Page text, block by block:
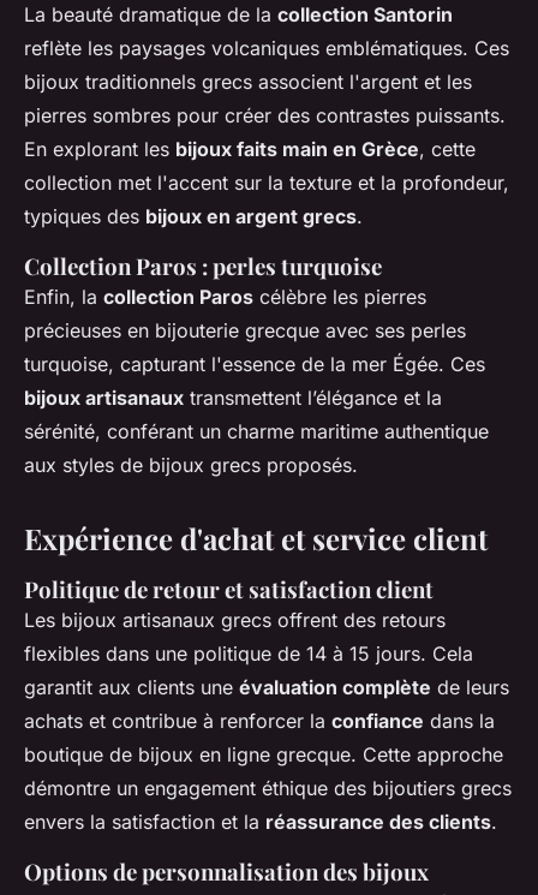
La beauté dramatique de la collection Santorin
reflète les paysages volcaniques emblématiques. Ces
bijoux traditionnels grecs associent l'argent et les
pierres sombres pour créer des contrastes puissants.
En explorant les bijoux faits main en Grèce, cette
collection met l'accent sur la texture et la profondeur,
typiques des bijoux en argent grecs.
Collection Paros : perles turquoise
Enfin, la collection Paros célèbre les pierres
précieuses en bijouterie grecque avec ses perles
turquoise, capturant l'essence de la mer Égée. Ces
bijoux artisanaux transmettent l’élégance et la
sérénité, conférant un charme maritime authentique
aux styles de bijoux grecs proposés.
Expérience d'achat et service client
Politique de retour et satisfaction client
Les bijoux artisanaux grecs offrent des retours
flexibles dans une politique de 14 à 15 jours. Cela
garantit aux clients une évaluation complète de leurs
achats et contribue à renforcer la confiance dans la
boutique de bijoux en ligne grecque. Cette approche
démontre un engagement éthique des bijoutiers grecs
envers la satisfaction et la réassurance des clients.
Options de personnalisation des bijoux